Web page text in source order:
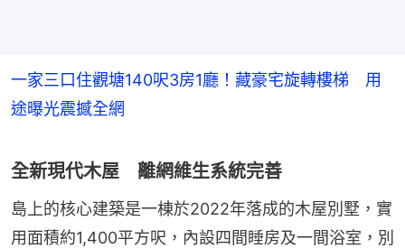
一家三口住觀塘140呎3房1廳！藏豪宅旋轉樓梯 用
途曝光震撼全網
全新現代木屋 離網維生系統完善
島上的核心建築是一棟於2022年落成的木屋別墅，實
用面積約1,400平方呎，內設四間睡房及一間浴室，別